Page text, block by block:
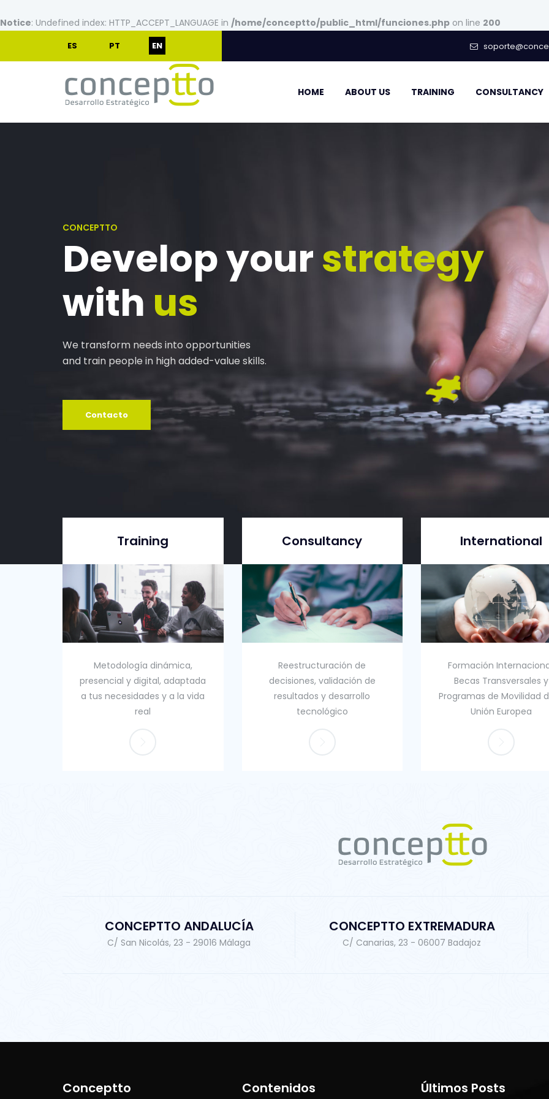
Notice: Undefined index: HTTP_ACCEPT_LANGUAGE in /home/conceptto/public_html/funciones.php on line 200
ES PT EN
HOME ABOUT US TRAINING CONSULTANCY
CONCEPTTO
Develop yourstrategy
with us
We transform needs into opportunities
and train people in high added-value skills.
Contacto
Training
Metodología dinámica,
presencial y digital, adaptada
a tus necesidades y a la vida
real
Consultancy
Reestructuración de
decisiones, validación de
resultados y desarrollo
tecnológico
International
Formación
Becas Transversales y
Programas de Movilidad
Unión Europea
CONCEPTTO ANDALUCÍA
C/ San Nicolás, 23 - 29016 Málaga
CONCEPTTO EXTREMADURA
C/ Canarias, 23 - 06007 Badajoz
Conceptto Contenidos Últimos Posts